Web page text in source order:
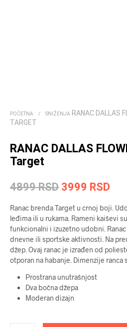
POČETNA / SNIŽENJA RANAC DALLAS
TARGET
RANAC DALLAS
Target
4899RSD Originalna
cena
je
bila:
4899 RSD.
3999 RSD
je:
Ranac brenda Target u crnoj boji.
leđima ili u rukama. Rameni kaiševi
funkcionalni i izuzetno udobni.
dnevne ili sportske aktivnosti. Na
džep. Ovaj ranac je izrađen od
otporan na habanje. Dimenzije ranca
Prostrana unutrašnjost
Dva bočna džepa
Moderan dizajn